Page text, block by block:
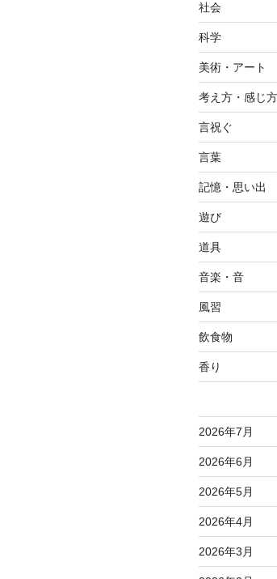
社会
科学
美術・アート
考え方・感じ方
言祝ぐ
言葉
記憶・思い出
遊び
道具
音楽・音
風習
飲食物
香り
2026年7月
2026年6月
2026年5月
2026年4月
2026年3月